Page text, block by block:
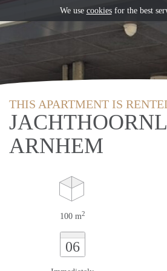
THIS APARTMENT IS
ARNHEM
100 m2
06
We use cookiesfor the best